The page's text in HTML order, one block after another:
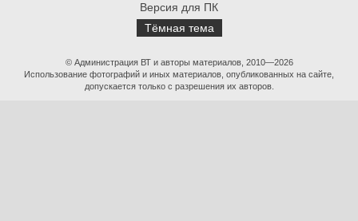
Версия для ПК
Тёмная тема
© Администрация ВТ и авторы материалов, 2010—2026
Использование фотографий и иных материалов, опубликованных на сайте,
допускается только с разрешения их авторов.